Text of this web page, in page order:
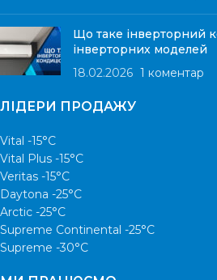
Що таке інверторний
інверторних моделей
18.02.2026 1 коментар
ЛІДЕРИ ПРОДАЖУ
Vital -15°С
Vital Plus -15°C
Veritas -15°С
Daytona -25°С
Arctic -25°С
Supreme Continental -25°С
Supreme -30°С